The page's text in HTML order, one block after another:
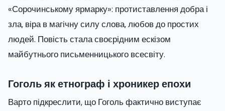
«Сорочинському ярмарку»: протиставлення добра і
зла, віра в магічну силу слова, любов до простих
людей. Повість стала своєрідним ескізом
майбутнього письменницького всесвіту.
Гоголь як етнограф і хроникер епохи
Варто підкреслити, що Гоголь фактично виступає